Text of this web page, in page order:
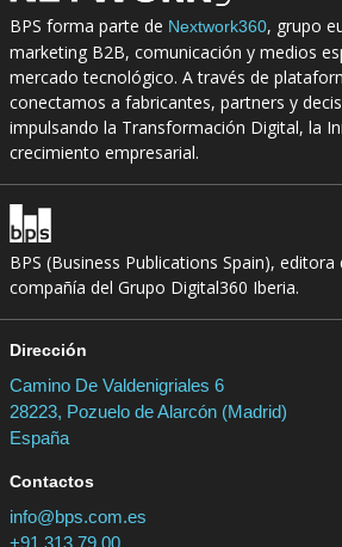
BPS forma parte de Nextwork360, grupo
marketing B2B, comunicación y medios
mercado tecnológico. A través de
conectamos a fabricantes, partners y
impulsando la Transformación Digital, la
crecimiento empresarial.
BPS (Business Publications Spain),
compañía del Grupo Digital360 Iberia.
Dirección
Camino De Valdenigriales 6
28223, Pozuelo de Alarcón (Madrid)
España
Contactos
info@bps.com.es
+91 313 79 00